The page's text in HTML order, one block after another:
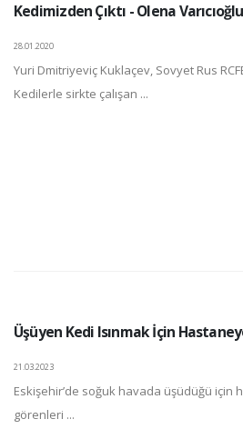
Kedimizden Çıktı - Olena Varıcıoğlu
28.01.2020
Yuri Dmitriyeviç Kuklaçev, Sovyet Rus
Kedilerle sirkte çalışan ...
Üşüyen Kedi Isınmak İçin Hastaneye
21.03.2023
Eskişehir’de soğuk havada üşüdüğü için
görenleri ...